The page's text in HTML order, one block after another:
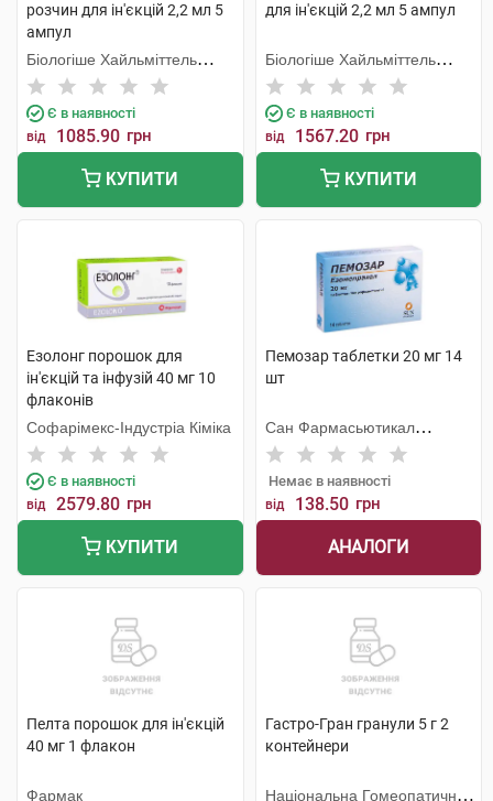
розчин для ін'єкцій 2,2 мл 5
ампул
Біологіше Хайльміттель
Хеель
Є в наявності
від 1085.90 грн
КУПИТИ
для ін'єкцій 2,2 мл 5 ампул
Біологіше Хайльміттель
Хеель
Є в наявності
від 1567.20 грн
КУПИТИ
Езолонг порошок для
ін'єкцій та інфузій 40 мг 10
флаконів
Софарімекс-Індустріа Кіміка
Є в наявності
від 2579.80 грн
КУПИТИ
Пемозар таблетки 20 мг 14
шт
Сан Фармасьютикал
Індастріз
Немає в наявності
від 138.50 грн
АНАЛОГИ
Пелта порошок для ін'єкцій
40 мг 1 флакон
Фармак
Гастро-Гран гранули 5 г 2
контейнери
Національна Гомеопатична